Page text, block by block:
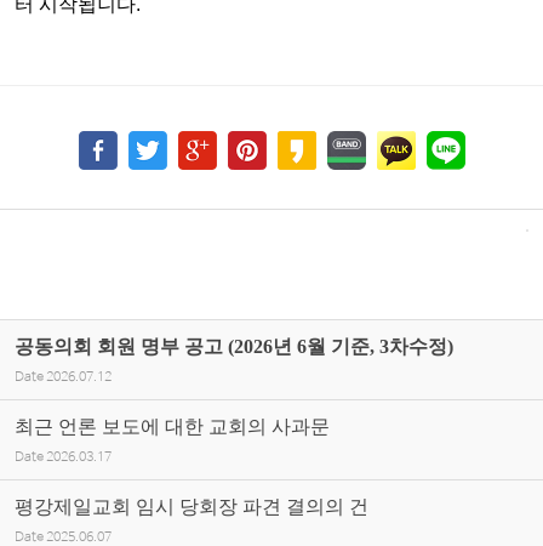
터 시작됩니다.
공동의회 회원 명부 공고 (2026년 6월 기준, 3차수정)
Date 2026.07.12
최근 언론 보도에 대한 교회의 사과문
Date 2026.03.17
평강제일교회 임시 당회장 파견 결의의 건
Date 2025.06.07